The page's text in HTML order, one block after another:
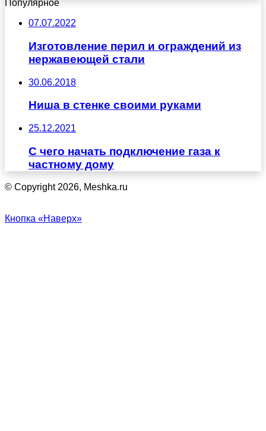
Популярное
07.07.2022
Изготовление перил и ограждений из
нержавеющей стали
30.06.2018
Ниша в стенке своими руками
25.12.2021
С чего начать подключение газа к
частному дому
© Copyright 2026, Meshka.ru
Кнопка «Наверх»